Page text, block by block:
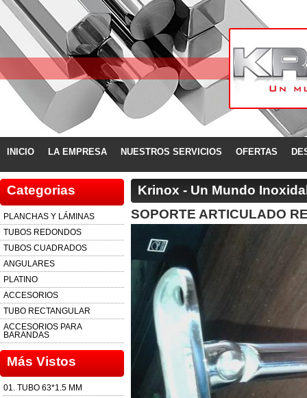
INICIO LA EMPRESA NUESTROS SERVICIOS OFERTAS
Categorias
PLANCHAS Y LÁMINAS
TUBOS REDONDOS
TUBOS CUADRADOS
ANGULARES
PLATINO
ACCESORIOS
TUBO RECTANGULAR
ACCESORIOS PARA
BARANDAS
Más Vistos
01. TUBO 63*1.5 MM
Krinox - Un Mundo
SOPORTE ARTICULADO